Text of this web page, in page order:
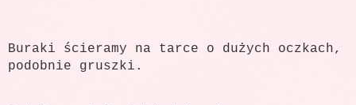
Buraki ścieramy na tarce o dużych oczkach,
podobnie gruszki.